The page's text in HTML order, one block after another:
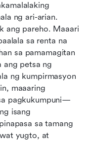
ng ari-arian.
ang pareho. Maaari
sa renta na
sa pamamagitan
ang petsa ng
ng kumpirmasyon
maaaring
pagkukumpuni—
isang
sa tamang
yugto, at